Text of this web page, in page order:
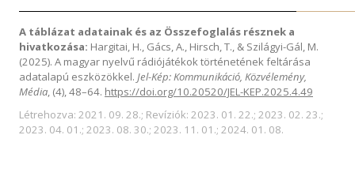
A táblázat adatainak és az Összefoglalás résznek a
hivatkozása: Hargitai, H., Gács, A., Hirsch, T., & Szilágyi-Gál, M.
(2025). A magyar nyelvű rádiójátékok történetének feltárása
adatalapú eszközökkel. Jel-Kép: Kommunikáció, Közvélemény,
Média, (4), 48–64. https://doi.org/10.20520/JEL-KEP.2025.4.49
Létrehozva: 2021. 09. 28.; Revíziók: 2023. 01. 22.; 2023. 02. 23.;
2023. 04. 01.; 2023. 08. 30.; 2023. 11. 01.; 2024. 01. 08.